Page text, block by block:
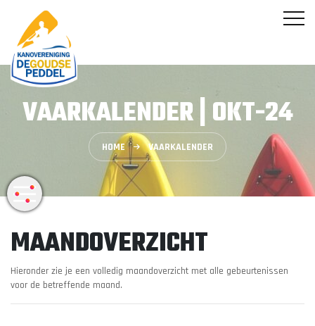
VAARKALENDER | OKT-24
HOME VAARKALENDER
MAANDOVERZICHT
Hieronder zie je een volledig maandoverzicht met alle gebeurtenissen
voor de betreffende maand.